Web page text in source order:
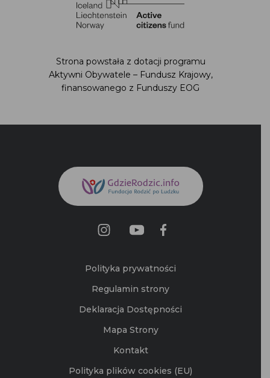
Strona powstała z dotacji programu
Aktywni Obywatele – Fundusz Krajowy,
finansowanego z Funduszy EOG
Polityka prywatności
Regulamin strony
Deklaracja Dostępności
Mapa Strony
Kontakt
Polityka plików cookies (EU)